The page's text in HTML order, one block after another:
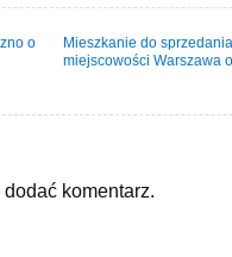
o
Mieszkanie do
miejscowości Warszawa
dodać komentarz.